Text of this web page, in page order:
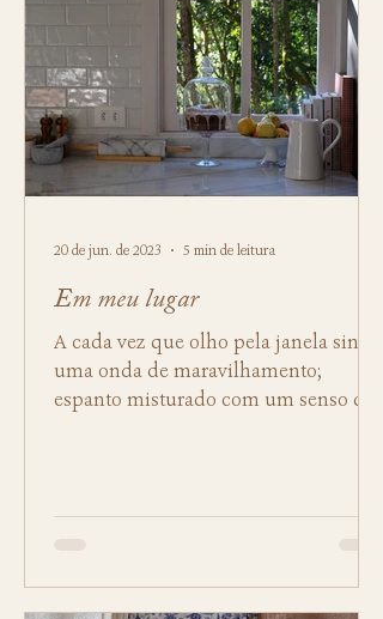
Em meu lugar
A cada vez que olho pela janela sinto
uma onda de maravilhamento;
espanto misturado com um senso de
20 de jun. de 2023 5 min de leitura